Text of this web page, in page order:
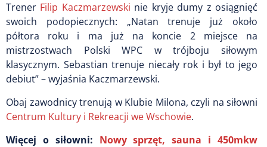
Trener Filip Kaczmarzewski nie kryje dumy z osiągnięć
swoich podopiecznych: „Natan trenuje już około
półtora roku i ma już na koncie 2 miejsce na
mistrzostwach Polski WPC w trójboju siłowym
klasycznym. Sebastian trenuje niecały rok i był to jego
debiut” – wyjaśnia Kaczmarzewski.
Obaj zawodnicy trenują w Klubie Milona, czyli na siłowni
Centrum Kultury i Rekreacji we Wschowie.
Więcej o siłowni: Nowy sprzęt, sauna i 450mkw